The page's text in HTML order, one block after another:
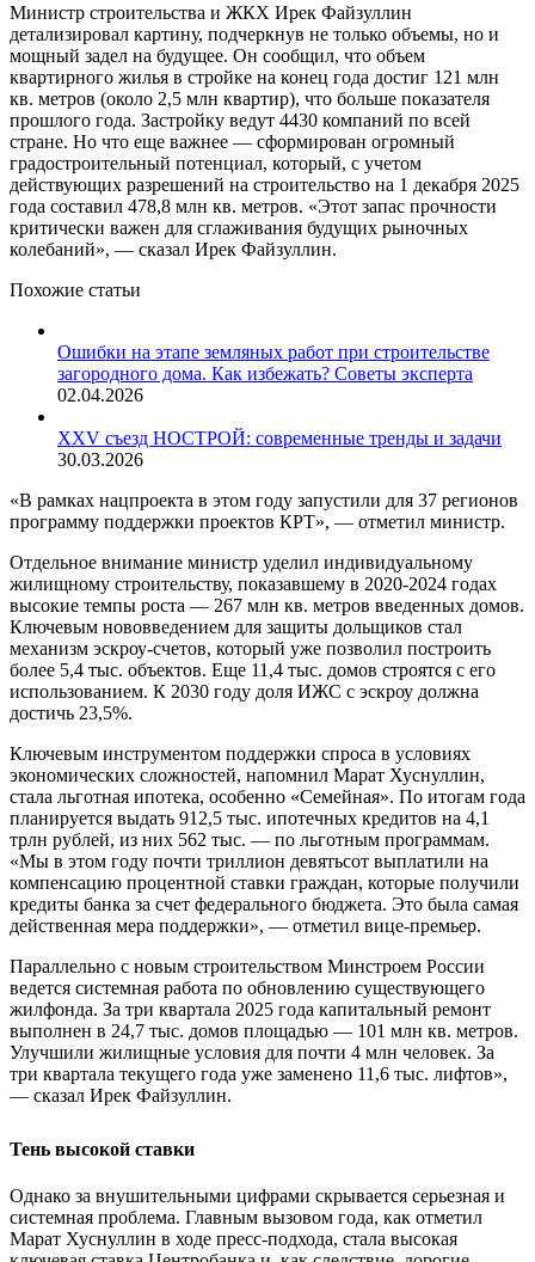
Министр строительства и ЖКХ Ирек Файзуллин
детализировал картину, подчеркнув не только объемы, но и
мощный задел на будущее. Он сообщил, что объем
квартирного жилья в стройке на конец года достиг 121 млн
кв. метров (около 2,5 млн квартир), что больше показателя
прошлого года. Застройку ведут 4430 компаний по всей
стране. Но что еще важнее — сформирован огромный
градостроительный потенциал, который, с учетом
действующих разрешений на строительство на 1 декабря 2025
года составил 478,8 млн кв. метров. «Этот запас прочности
критически важен для сглаживания будущих рыночных
колебаний», — сказал Ирек Файзуллин.
Похожие статьи
Ошибки на этапе земляных работ при строительстве
загородного дома. Как избежать? Советы эксперта
02.04.2026
XXV съезд НОСТРОЙ: современные тренды и задачи
30.03.2026
«В рамках нацпроекта в этом году запустили для 37 регионов
программу поддержки проектов КРТ», — отметил министр.
Отдельное внимание министр уделил индивидуальному
жилищному строительству, показавшему в 2020-2024 годах
высокие темпы роста — 267 млн кв. метров введенных домов.
Ключевым нововведением для защиты дольщиков стал
механизм эскроу-счетов, который уже позволил построить
более 5,4 тыс. объектов. Еще 11,4 тыс. домов строятся с его
использованием. К 2030 году доля ИЖС с эскроу должна
достичь 23,5%.
Ключевым инструментом поддержки спроса в условиях
экономических сложностей, напомнил Марат Хуснуллин,
стала льготная ипотека, особенно «Семейная». По итогам года
планируется выдать 912,5 тыс. ипотечных кредитов на 4,1
трлн рублей, из них 562 тыс. — по льготным программам.
«Мы в этом году почти триллион девятьсот выплатили на
компенсацию процентной ставки граждан, которые получили
кредиты банка за счет федерального бюджета. Это была самая
действенная мера поддержки», — отметил вице-премьер.
Параллельно с новым строительством Минстроем России
ведется системная работа по обновлению существующего
жилфонда. За три квартала 2025 года капитальный ремонт
выполнен в 24,7 тыс. домов площадью — 101 млн кв. метров.
Улучшили жилищные условия для почти 4 млн человек. За
три квартала текущего года уже заменено 11,6 тыс. лифтов»,
— сказал Ирек Файзуллин.
Тень высокой ставки
Однако за внушительными цифрами скрывается серьезная и
системная проблема. Главным вызовом года, как отметил
Марат Хуснуллин в ходе пресс-подхода, стала высокая